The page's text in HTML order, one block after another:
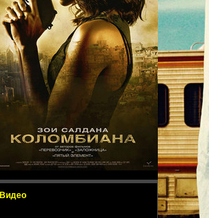
Видео